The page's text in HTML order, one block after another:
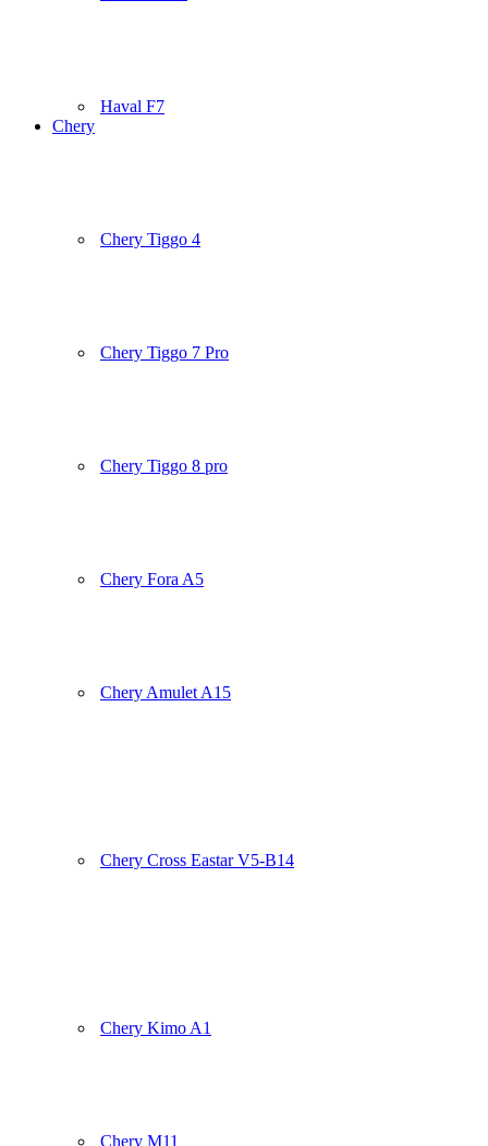
Haval F7
Chery
Chery Tiggo 4
Chery Tiggo 7 Pro
Chery Tiggo 8 pro
Chery Fora A5
Chery Amulet A15
Chery Cross Eastar V5-B14
Chery Kimo A1
Chery M11